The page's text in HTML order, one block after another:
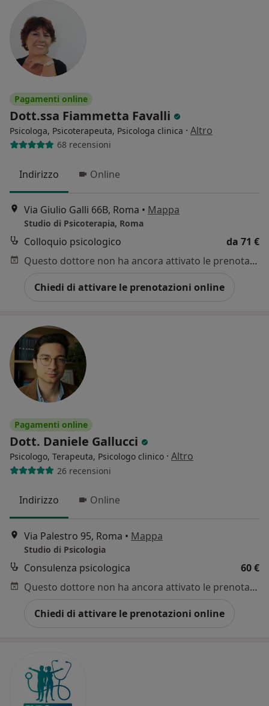
Pagamenti online
Dott.ssa Fiammetta Favalli
Psicologa, Psicoterapeuta, Psicologa clinica · Altro
68 recensioni
Indirizzo Online
Via Giulio Galli 66B, Roma • Mappa
Studio di Psicoterapia, Roma
Colloquio psicologico
da 71 €
Questo dottore non ha ancora attivato le prenotazioni online presso questo indirizzo.
Chiedi di attivare le prenotazioni online
Pagamenti online
Dott. Daniele Gallucci
Psicologo, Terapeuta, Psicologo clinico · Altro
26 recensioni
Indirizzo Online
Via Palestro 95, Roma • Mappa
Studio di Psicologia
Consulenza psicologica
60 €
Questo dottore non ha ancora attivato le prenotazioni online presso questo indirizzo.
Chiedi di attivare le prenotazioni online